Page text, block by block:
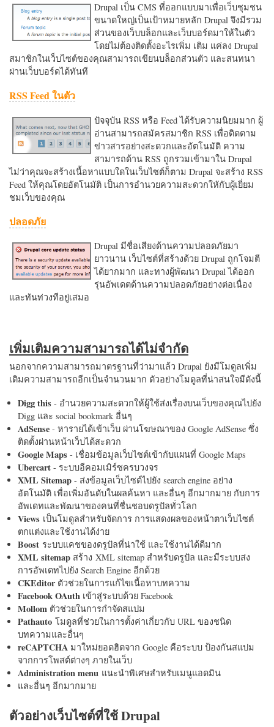
Drupal เป็น CMS ที่ออกแบบมาเพื่อเว็บชุมชน
ขนาดใหญ่เป็นเป้าหมายหลัก Drupal จึงมีรวม
ส่วนของเว็บบล็อกและเว็บบอร์ดมาให้ในตัว
โดยไม่ต้องติดตั้งอะไรเพิ่ม เติม แค่ลง Drupal
สมาชิกในเว็บไซต์ของคุณสามารถเขียนบล็อกส่วนตัว และสนทนา
ผ่านเว็บบอร์ดได้ทันที
RSS Feed ในตัว
ปัจจุบัน RSS หรือ Feed ได้รับความนิยมมาก ผู้
อ่านสามารถสมัครสมาชิก RSS เพื่อติดตาม
ข่าวสารอย่างสะดวกและอัตโนมัติ ความ
สามารถด้าน RSS ถูกรวมเข้ามาใน Drupal
ไม่ว่าคุณจะสร้างเนื้อหาแบบใดในเว็บไซต์ก็ตาม Drupal จะสร้าง RSS
Feed ให้คุณโดยอัตโนมัติ เป็นการอำนวยความสะดวกใหักับผู้เยี่ยม
ชมเว็บของคุณ
ปลอดภัย
Drupal มีชื่อเสียงด้านความปลอดภัยมา
ยาวนาน เว็บไซต์ที่สร้างด้วย Drupal ถูกโจมตี
ได้ยากมาก และทางผู้พัฒนา Drupal ได้ออก
รุ่นอัพเดตด้านความปลอดภัยอย่างต่อเนื่อง
และทันท่วงทีอยู่เสมอ
เพิ่มเติมความสามารถได้ไม่จำกัด
นอกจากความสามารถมาตรฐานที่ว่ามาแล้ว Drupal ยังมีโมดูลเพิ่ม
เติมความสามารถอีกเป็นจำนวนมาก ตัวอย่างโมดูลที่น่าสนใจมีดังนี้
Digg this - อำนวยความสะดวกให้ผู้ใช้ส่งเรื่องบนเว็บของคุณไปยัง
Digg และ social bookmark อื่นๆ
AdSense - หารายได้เข้าเว็บ ผ่านโฆษณาของ Google AdSense ซึ่ง
ติดตั้งผ่านหน้าเว็บได้สะดวก
Google Maps - เชื่อมข้อมูลเว็บไซต์เข้ากับแผนที่ Google Maps
Ubercart - ระบบอีคอมเมิร์ซครบวงจร
XML Sitemap - ส่งข้อมูลเว็บไซต์ไปยัง search engine อย่าง
อัตโนมัติ เพื่อเพิ่มอันดับในผลค้นหา และอื่นๆ อีกมากมาย กับการ
อัพเดทและพัฒนาของคนที่ชื่นชอบดรูปัลทั่วโลก
Views เป็นโมดูลสำหรับจัดการ การแสดงผลของหน้าตาเว็บไซต์
ตกแต่งและใช้งานได้ง่าย
Boost ระบบแคชของดรูปัลที่น่าใช้ และใช้งานได้ดีมาก
XML sitemap สร้าง XML sitemap สำหรับดรูปัล และมีระบบส่ง
การอัพเดทไปยัง Search Engine อีกด้วย
CKEditorตัวช่วยในการแก้ไขเนื้อหาบทความ
Facebook OAuth เข้าสู่ระบบด้วย Facebook
Mollom ตัวช่วยในการกำจัดสแปม
Pathauto โมดูลที่ช่วยในการตั้งค่าเกี่ยวกับ URL ของชนิด
บทความและอื่นๆ
reCAPTCHA มาใหม่ยอดฮิตจาก Google คือระบบ ป้องกันสแปม
จากการโพสต์ต่างๆ ภายในเว็บ
Administration menu แนะนำพิเศษสำหรับเมนูแอดมิน
และอื่นๆ อีกมากมาย
ตัวอย่างเว็บไซต์ที่ใช้ Drupal